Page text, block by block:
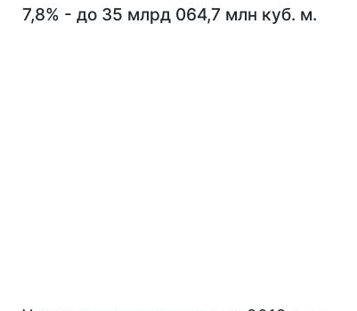
7,8% - до 35 млрд 064,7 млн куб. м.